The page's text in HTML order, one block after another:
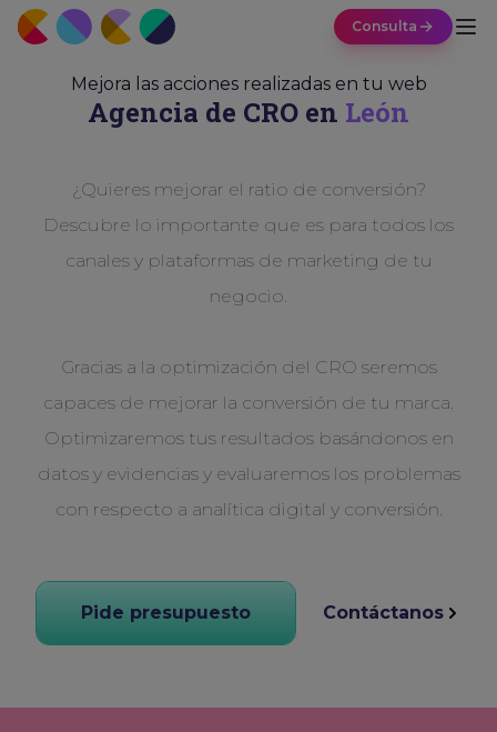
Consulta
Mejora las acciones realizadas en tu web
Agencia de CRO en León
¿Quieres mejorar el ratio de conversión?
Descubre lo importante que es para todos los
canales y plataformas de marketing de tu
negocio.
Gracias a la optimización del CRO seremos
capaces de mejorar la conversión de tu marca.
Optimizaremos tus resultados basándonos en
datos y evidencias y evaluaremos los problemas
con respecto a analítica digital y conversión.
Pide presupuesto Contáctanos